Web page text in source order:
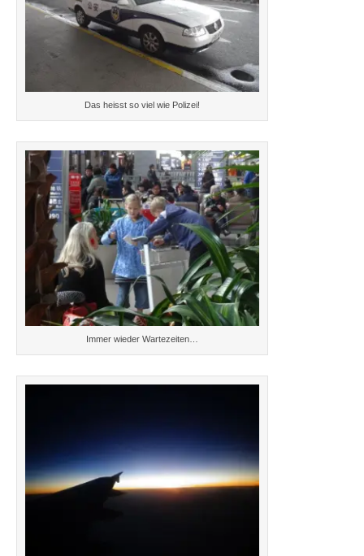
Das heisst so viel wie Polizei!
Immer wieder Wartezeiten…